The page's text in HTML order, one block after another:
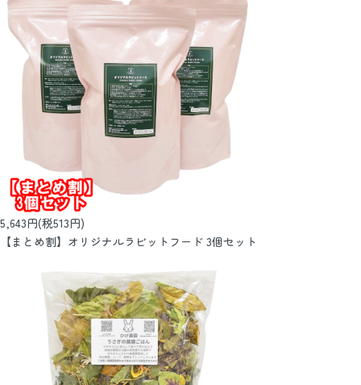
5,643円(税513円)
【まとめ割】オリジナルラビットフード 3個セット